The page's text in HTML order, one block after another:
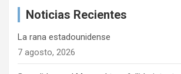
Noticias Recientes
La rana estadounidense
7 agosto, 2026